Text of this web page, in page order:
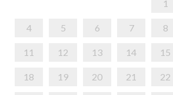
1
4 5 6 7 8
11 12 13 14 15
18 19 20 21 22